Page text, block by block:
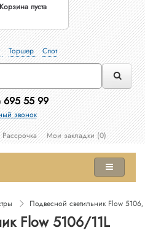
Корзина пуста
Торшер Спот
695 55 99
звонок
Рассрочка Мои закладки (0)
Подвесной светильник Flow 5106/
Flow 5106/11L